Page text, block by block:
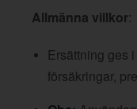
Allmänna villkor:
Ersättning ges
försäkringar,